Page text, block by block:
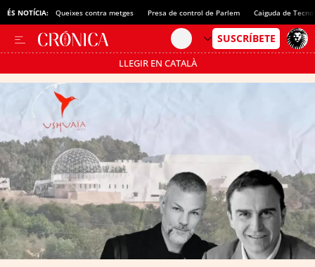
ÉS NOTÍCIA: Queixes contra metges Presa de control de Parlem Caiguda de
LLEGIR EN CATALÀ
Passa’t al mode estalvi